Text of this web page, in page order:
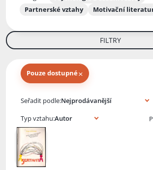
Partnerské vztahy
Motivační
FILTRY
Pouze dostupné×
Seřadit podle:
Typ vztahu: